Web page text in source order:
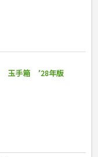
玉手箱 ’28年版